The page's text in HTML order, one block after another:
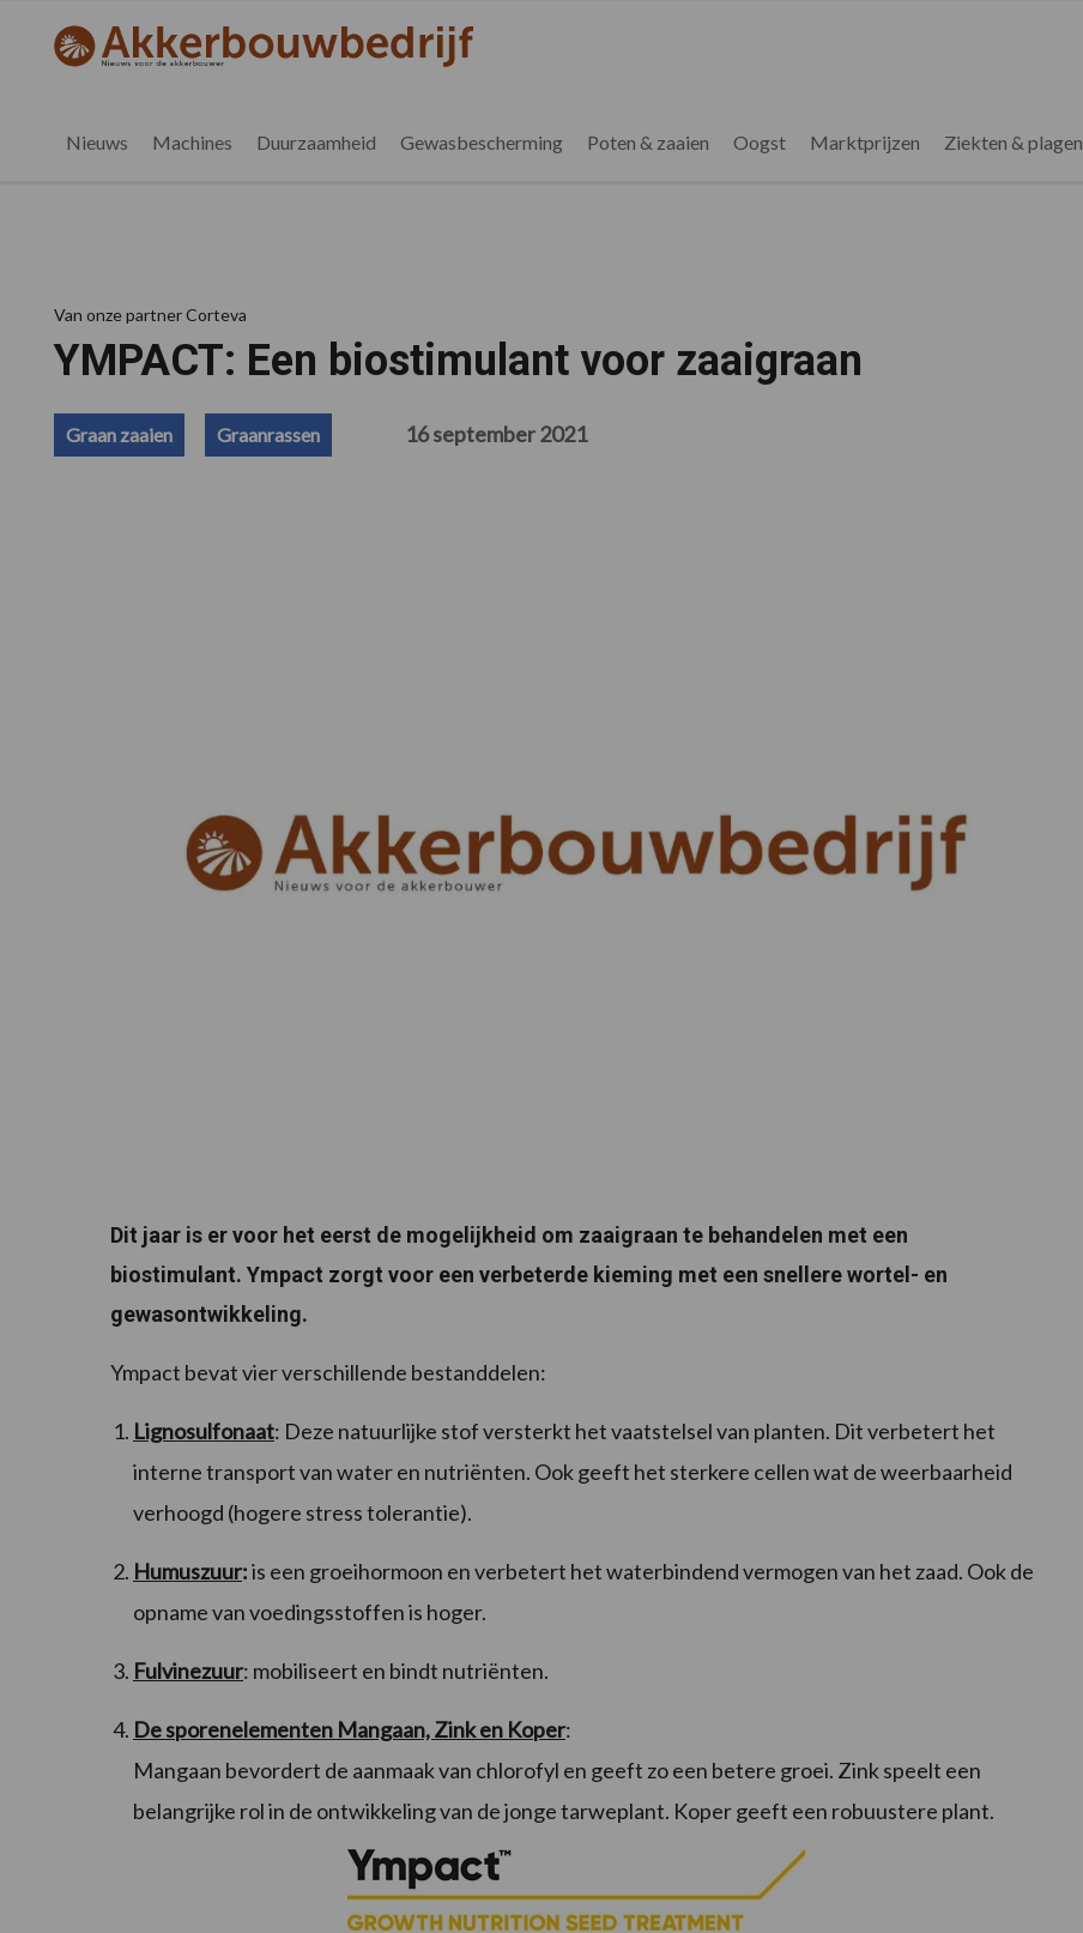
hoofdnavigatie
eerste
voettekst
akkerbouwbedrijf.nl
Nieuws Machines Duurzaamheid Gewasbescherming Poten & zaaien Oogst Marktprijzen Ziekten & plagen
Van onze partner Corteva
YMPACT: Een biostimulant voor zaaigraan
Graan zaaien Graanrassen 16 september 2021
Dit jaar is er voor het eerst de mogelijkheid om zaaigraan te behandelen met een
biostimulant. Ympact zorgt voor een verbeterde kieming met een snellere wortel- en
gewasontwikkeling.
Ympact bevat vier verschillende bestanddelen:
Lignosulfonaat: Deze natuurlijke stof versterkt het vaatstelsel van planten. Dit verbetert het
interne transport van water en nutriënten. Ook geeft het sterkere cellen wat de weerbaarheid
verhoogd (hogere stress tolerantie).
Humuszuur:is een groeihormoon en verbetert het waterbindend vermogen van het zaad. Ook de
opname van voedingsstoffen is hoger.
Fulvinezuur: mobiliseert en bindt nutriënten.
De sporenelementen Mangaan, Zink en Koper:
Mangaan bevordert de aanmaak van chlorofyl en geeft zo een betere groei. Zink speelt een
belangrijke rol in de ontwikkeling van de jonge tarweplant. Koper geeft een robuustere plant.